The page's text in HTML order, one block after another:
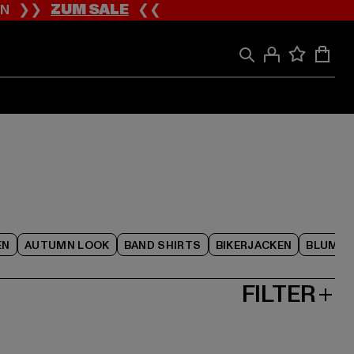
❯❯ZUM SALE❮❮
AUTUMN LOOK BAND SHIRTS BIKERJACKEN
FILTER